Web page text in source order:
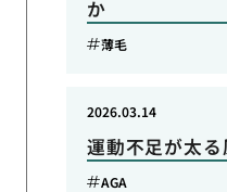
か
薄毛
運動不足が太
2026.03.14
AGA